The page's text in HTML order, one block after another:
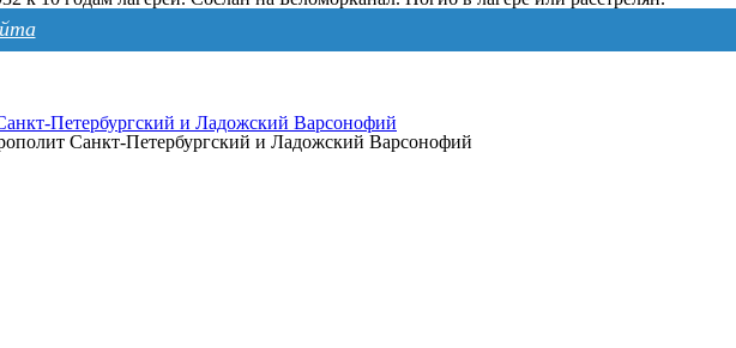
Петербургский и Ладожский Варсонофий
Санкт-Петербургский и Ладожский Варсонофий